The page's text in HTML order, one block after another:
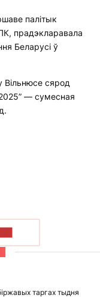
палітык
прадэкларавала
Беларусі ў
Вільнюсе сярод
— сумесная
таргах тыдня